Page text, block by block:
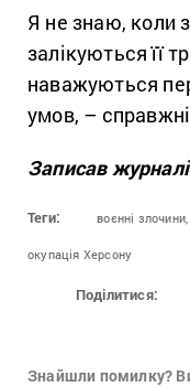
Я не знаю, коли
залікуються її
наважуються
умов, – справжні
Записав
Теги: воєнні злочини,
окупація Херсону
Поділитися:
Знайшли помилку?